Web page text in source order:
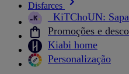
Disfarces
_KiTChoUN:
Promoções e
Kiabi home
Personalização